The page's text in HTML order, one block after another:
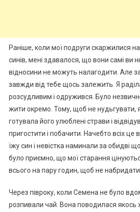
Раніше, коли мої подруги скаржилися
синів, мені здавалося, що вони самі ви
відносини не можуть налагодити. Але
завжди від тебе щось залежить. Я
розсудливим і одружився. Було
жити окремо. Тому, щоб не нудьгувати, я
готувала його улюблені страви і
пригостити і побачити. Начебто всіх
їжу син і невістка наминали за обидві
було приємно, що мої старання
всього на пару годин, щоб не набридати.
Через півроку, коли Семена не було
розпивали чай. Вона поводилася якось